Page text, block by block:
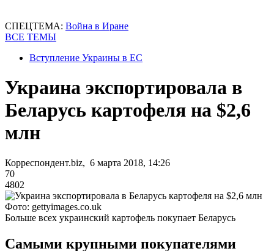
СПЕЦТЕМА: Война в Иране
ВСЕ ТЕМЫ
Вступление Украины в ЕС
Украина экспортировала в
Беларусь картофеля на $2,6
млн
Корреспондент.biz, 6 марта 2018, 14:26
70
4802
Фото: gettyimages.co.uk
Больше всех украинский картофель покупает Беларусь
Самыми крупными покупателями